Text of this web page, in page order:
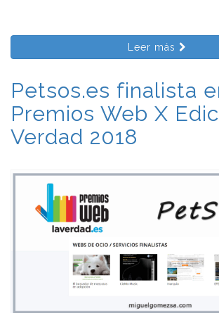
Leer más
Petsos.es finalista
Premios Web X
Verdad 2018